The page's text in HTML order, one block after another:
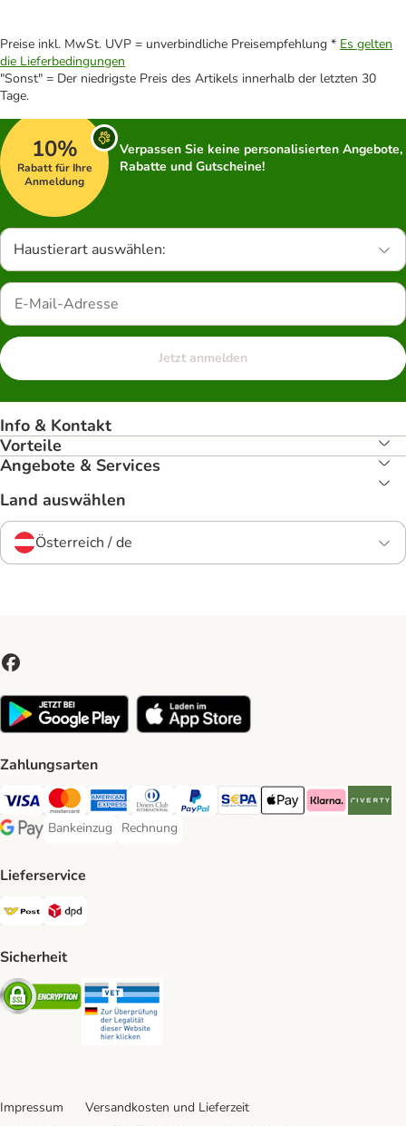
Preise inkl. MwSt. UVP = unverbindliche Preisempfehlung * Es gelten
die Lieferbedingungen
"Sonst" = Der niedrigste Preis des Artikels innerhalb der letzten 30
Tage.
10%
Rabatt für Ihre
Anmeldung
Verpassen Sie keine personalisierten Angebote,
Rabatte und Gutscheine!
Haustierart auswählen:
Jetzt anmelden
Info & Kontakt
Vorteile
Angebote & Services
Land auswählen
Österreich / de
Zahlungsarten
Visa Payment Method
MasterCard Payment Method
American Express Payment Method
Diners Club Payment Method
PayPal Payment Method
SEPA Payment Method
Apple Pay Payment
Klarna Payment
Google Pay Payment Method
Bankeinzug
Bankeinzug Payment Method
Rechnung
Rechnung Payment Method
Lieferservice
Österreichische Post Shipping Method
Sicherheit
Security
Impressum
Versandkosten und Lieferzeit